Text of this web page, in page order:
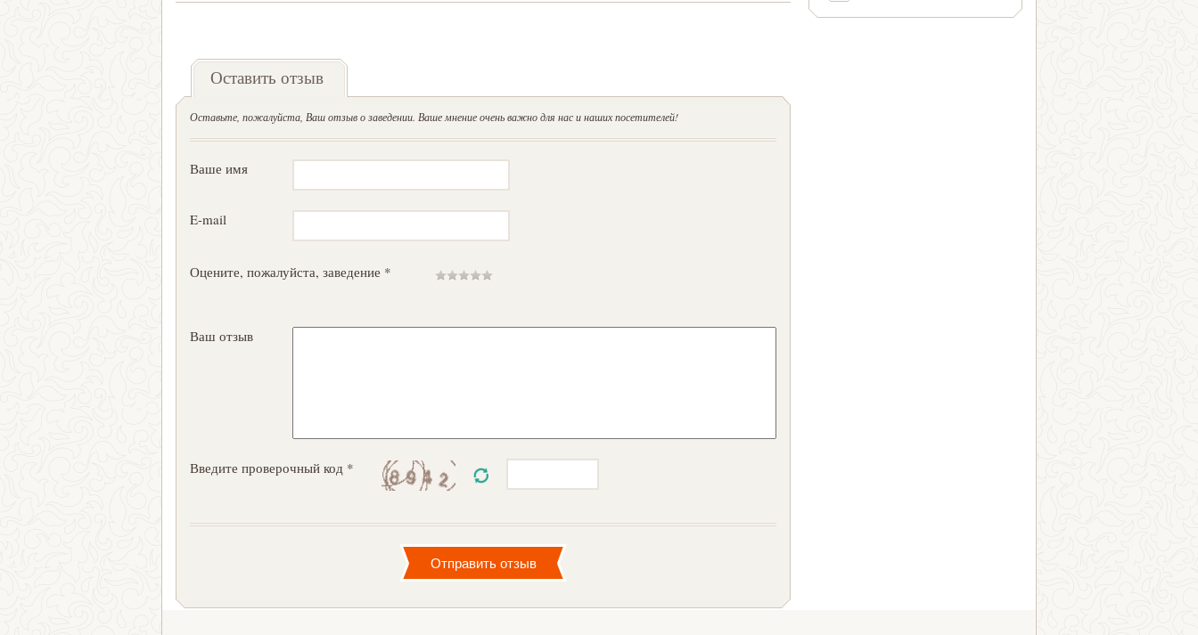
Оставить отзыв
Оставьте, пожалуйста, Ваш отзыв о заведении. Ваше мнение очень важно для нас и наших посетителей!
Ваше имя
E-mail
Оцените, пожалуйста, заведение *
Ваш отзыв
Введите проверочный код *